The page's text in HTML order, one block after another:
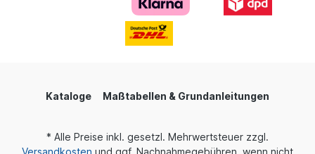
Kataloge Maßtabellen & Grundanleitungen
* Alle Preise inkl. gesetzl. Mehrwertsteuer zzgl.
Versandkosten und ggf. Nachnahmegebühren, wenn nicht